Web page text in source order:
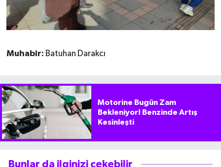
Muhabir: Batuhan Darakcı
Motorine Bugün Zam
Bekleniyor! Benzinde Artış
Kesinleşti
Bunlar da ilginizi çekebilir